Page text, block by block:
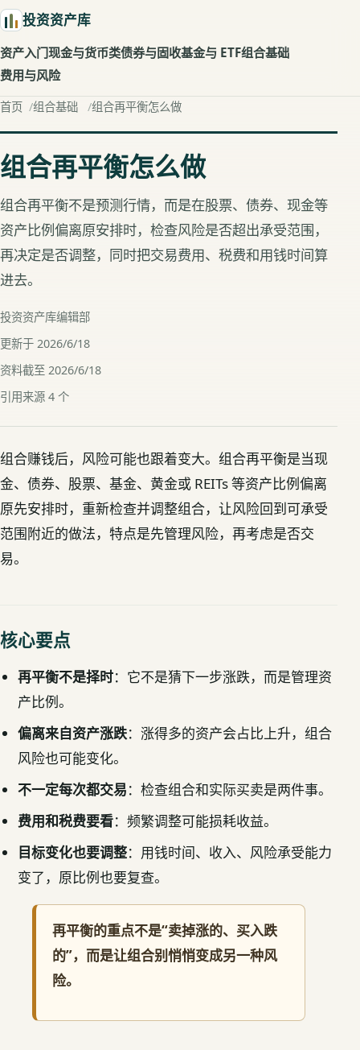
投资资产库
资产入门现金与货币类债券与固收基金与 ETF组合基础
费用与风险
首页 组合基础 组合再平衡怎么做
组合再平衡怎么做
组合再平衡不是预测行情，而是在股票、债券、现金等
资产比例偏离原安排时，检查风险是否超出承受范围，
再决定是否调整，同时把交易费用、税费和用钱时间算
进去。
投资资产库编辑部
更新于 2026/6/18
资料截至 2026/6/18
引用来源 4 个
组合赚钱后，风险可能也跟着变大。组合再平衡是当现
金、债券、股票、基金、黄金或 REITs 等资产比例偏离
原先安排时，重新检查并调整组合，让风险回到可承受
范围附近的做法，特点是先管理风险，再考虑是否交
易。
核心要点
再平衡不是择时：它不是猜下一步涨跌，而是管理资
产比例。
偏离来自资产涨跌：涨得多的资产会占比上升，组合
风险也可能变化。
不一定每次都交易：检查组合和实际买卖是两件事。
费用和税费要看：频繁调整可能损耗收益。
目标变化也要调整：用钱时间、收入、风险承受能力
变了，原比例也要复查。
再平衡的重点不是“卖掉涨的、买入跌
的”，而是让组合别悄悄变成另一种风
险。